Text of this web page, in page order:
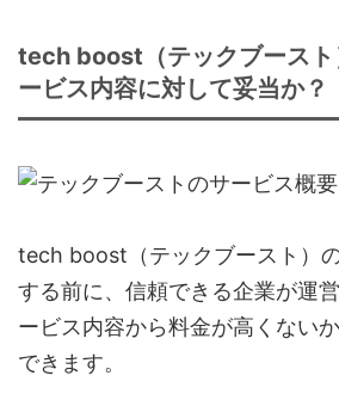
tech boost（テックブースト
ービス内容に対して妥当か？
tech boost（テックブースト）
する前に、信頼できる企業が運
ービス内容から料金が高くない
できます。